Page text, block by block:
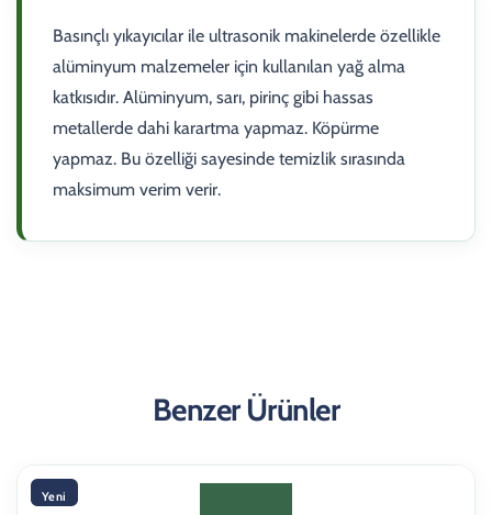
Basınçlı yıkayıcılar ile ultrasonik makinelerde özellikle
alüminyum malzemeler için kullanılan yağ alma
katkısıdır. Alüminyum, sarı, pirinç gibi hassas
metallerde dahi karartma yapmaz. Köpürme
yapmaz. Bu özelliği sayesinde temizlik sırasında
maksimum verim verir.
Benzer Ürünler
Yeni